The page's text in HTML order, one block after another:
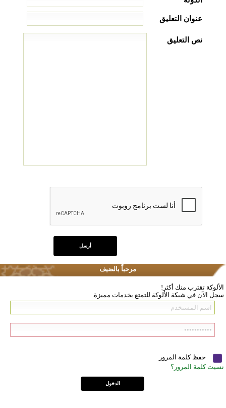
عنوان التعليق
نص التعليق
مرحباً بالضيف
الألوكة تقترب منك أكثر!
سجل الآن في شبكة الألوكة للتمتع بخدمات مميزة.
حفظ كلمة المرور
نسيت كلمة المرور؟